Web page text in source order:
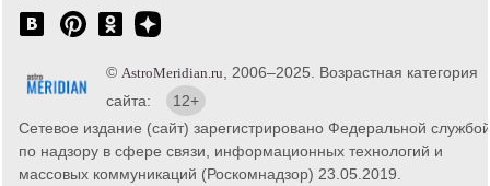
© AstroMeridian.ru , 2006–2025. Возрастная категория
сайта:
12+
Сетевое издание (сайт) зарегистрировано Федеральной службой
по надзору в сфере связи, информационных технологий и
массовых коммуникаций (Роскомнадзор) 23.05.2019.